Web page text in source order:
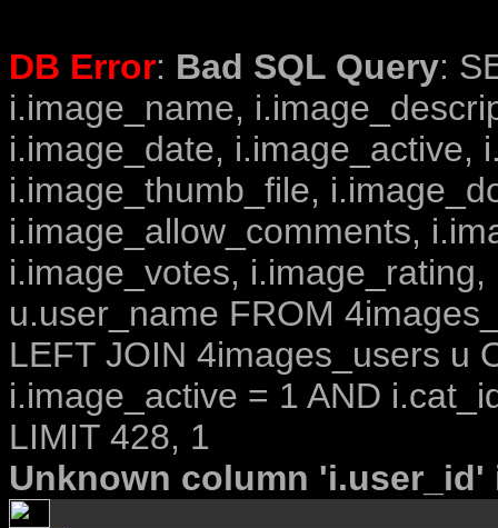
DB Error: Bad SQL Query:
i.image_name,
i.image_date, i.image_active,
i.image_thumb_file,
i.image_allow_comments,
i.image_votes,
u.user_name FROM
LEFT JOIN 4images_users u
i.image_active = 1 AND
LIMIT 428, 1
Unknown column